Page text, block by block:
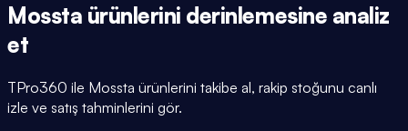
Mossta ürünlerini derinlemesine analiz
et
TPro360 ile Mossta ürünlerini takibe al, rakip stoğunu canlı
izle ve satış tahminlerini gör.